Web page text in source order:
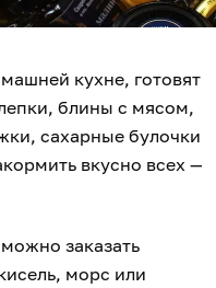
кухне, готовят
блины с мясом,
сахарные булочки
вкусно всех —
заказать
морс или